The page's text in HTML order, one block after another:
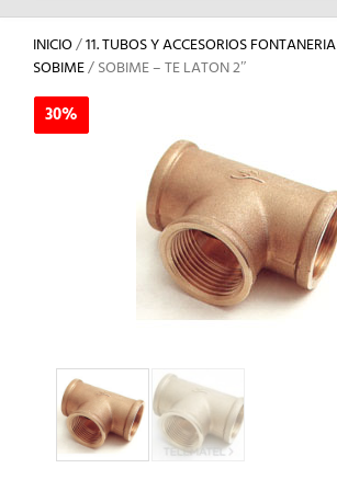
INICIO/11. TUBOS Y ACCESORIOS FONTANERIA
SOBIME/ SOBIME – TE LATON 2″
30%
30%